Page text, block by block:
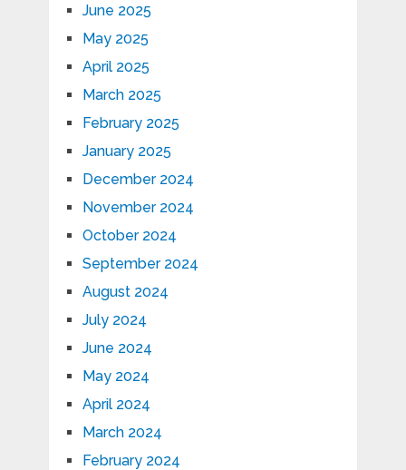
June 2025
May 2025
April 2025
March 2025
February 2025
January 2025
December 2024
November 2024
October 2024
September 2024
August 2024
July 2024
June 2024
May 2024
April 2024
March 2024
February 2024